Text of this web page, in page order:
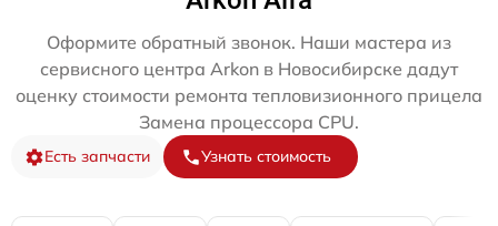
Оформите обратный звонок. Наши мастера из
сервисного центра Arkon в Новосибирске дадут
оценку стоимости ремонта тепловизионного прицела
Замена процессора CPU.
Есть запчасти Узнать стоимость